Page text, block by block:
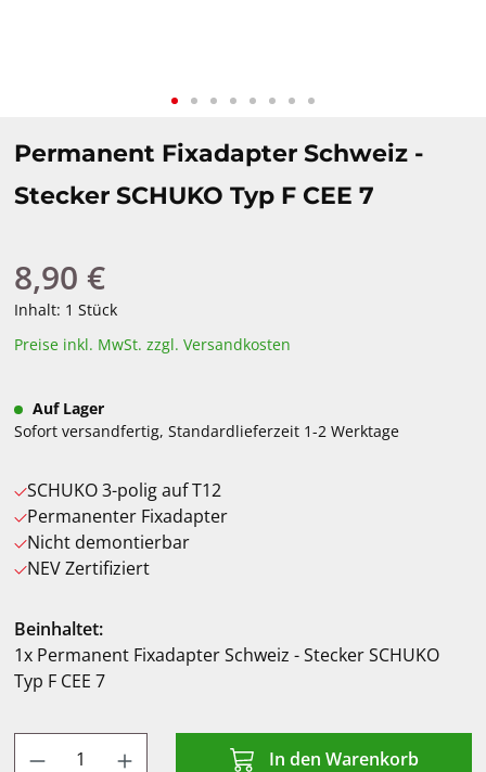
Permanent Fixadapter Schweiz -
Stecker SCHUKO Typ F CEE 7
Regulärer Preis:
8,90 €
Inhalt: 1 Stück
Preise inkl. MwSt. zzgl. Versandkosten
Auf Lager
Sofort versandfertig, Standardlieferzeit 1-2 Werktage
SCHUKO 3-polig auf T12
Permanenter Fixadapter
Nicht demontierbar
NEV Zertifiziert
Beinhaltet:
1x Permanent Fixadapter Schweiz - Stecker SCHUKO
Typ F CEE 7
Produkt Anzahl: Gib den gewünschten
In den Warenkorb